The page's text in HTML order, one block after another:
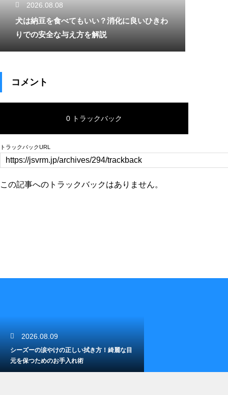
2026.08.08
犬は納豆を食べてもいい？消化に良いひきわ
りでの安全な与え方を解説
コメント
0 トラックバック
トラックバックURL
この記事へのトラックバックはありません。
2026.08.09
シーズーの涙やけの正しい拭き方！綺麗な目
元を保つためのお手入れ術